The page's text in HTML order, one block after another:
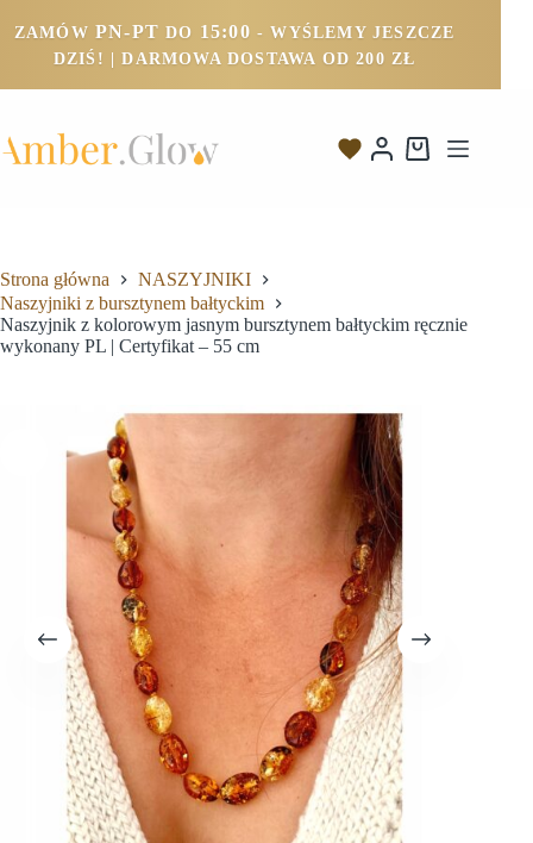
ZAMÓW PN-PT DO 15:00 - WYŚLEMY JESZCZE
DZIŚ! | DARMOWA DOSTAWA OD 200 ZŁ
Strona główna
NASZYJNIKI
Naszyjniki z bursztynem bałtyckim
Naszyjnik z kolorowym jasnym bursztynem bałtyckim ręcznie
wykonany PL | Certyfikat – 55 cm